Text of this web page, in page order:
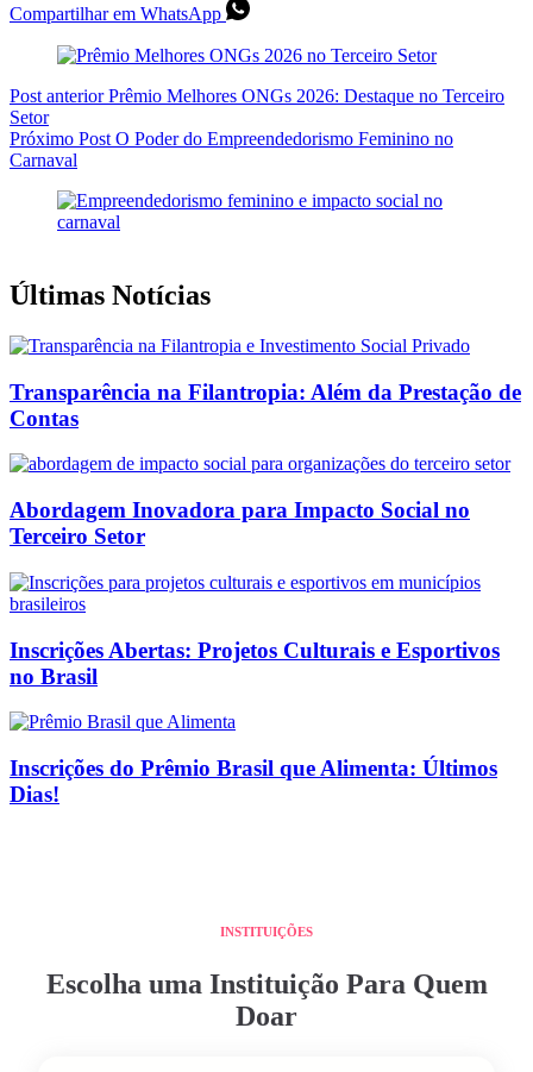
Compartilhar em WhatsApp
Post anteriorPrêmio Melhores ONGs 2026: Destaque no Terceiro
Setor
Próximo Post O Poder do Empreendedorismo Feminino no
Carnaval
Últimas Notícias
Transparência na Filantropia: Além da Prestação de
Contas
Abordagem Inovadora para Impacto Social no
Terceiro Setor
Inscrições Abertas: Projetos Culturais e Esportivos
no Brasil
Inscrições do Prêmio Brasil que Alimenta: Últimos
Dias!
INSTITUIÇÕES
Escolha uma Instituição Para Quem
Doar